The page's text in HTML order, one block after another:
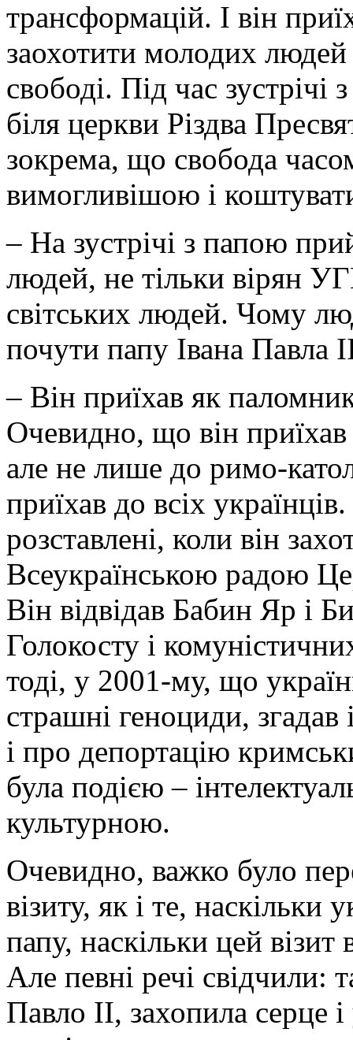
трансформацій. І він
заохотити молодих
свободі. Під час
біля церкви Різдва
зокрема, що свобода
вимогливішою і
– На зустрічі з папою
людей, не тільки вірян
світських людей. Чому
почути папу Івана Павла
– Він приїхав як
Очевидно, що він
але не лише до римо-
приїхав до всіх
розставлені, коли він
Всеукраїнською радою
Він відвідав Бабин Яр і
Голокосту і
тоді, у 2001-му, що
страшні геноциди,
і про депортацію
була подією –
культурною.
Очевидно, важко було
візиту, як і те, наскільки
папу, наскільки цей
Але певні речі свідчили:
Павло ІІ, захопила серце